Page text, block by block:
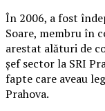
În 2006, a fost
Soare, membru în
arestat alături de
şef sector la SRI
fapte care aveau
Prahova.